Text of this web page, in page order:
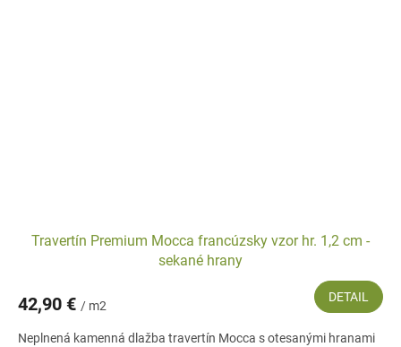
Travertín Premium Mocca francúzsky vzor hr. 1,2 cm -
sekané hrany
42,90 € / m2
DETAIL
Neplnená kamenná dlažba travertín Mocca s otesanými hranami